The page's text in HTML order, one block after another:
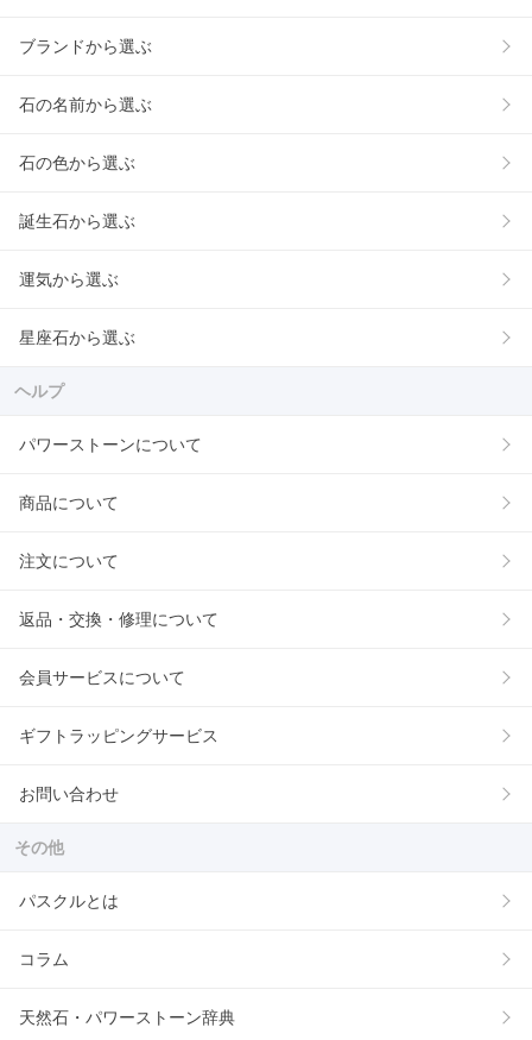
ブランドから選ぶ
石の名前から選ぶ
石の色から選ぶ
誕生石から選ぶ
運気から選ぶ
星座石から選ぶ
ヘルプ
パワーストーンについて
商品について
注文について
返品・交換・修理について
会員サービスについて
ギフトラッピングサービス
お問い合わせ
その他
パスクルとは
コラム
天然石・パワーストーン辞典